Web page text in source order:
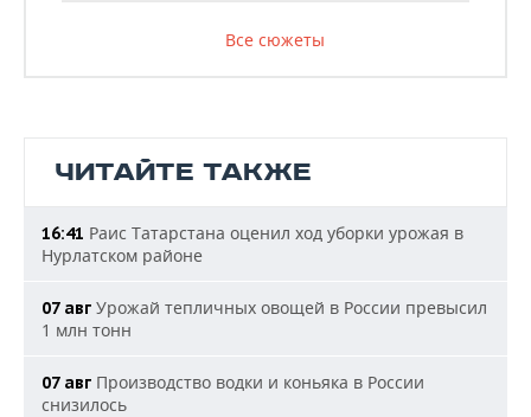
Все сюжеты
ЧИТАЙТЕ ТАКЖЕ
16:41 Раис Татарстана оценил ход уборки урожая в
Нурлатском районе
07 авг Урожай тепличных овощей в России превысил
1 млн тонн
07 авг Производство водки и коньяка в России
снизилось